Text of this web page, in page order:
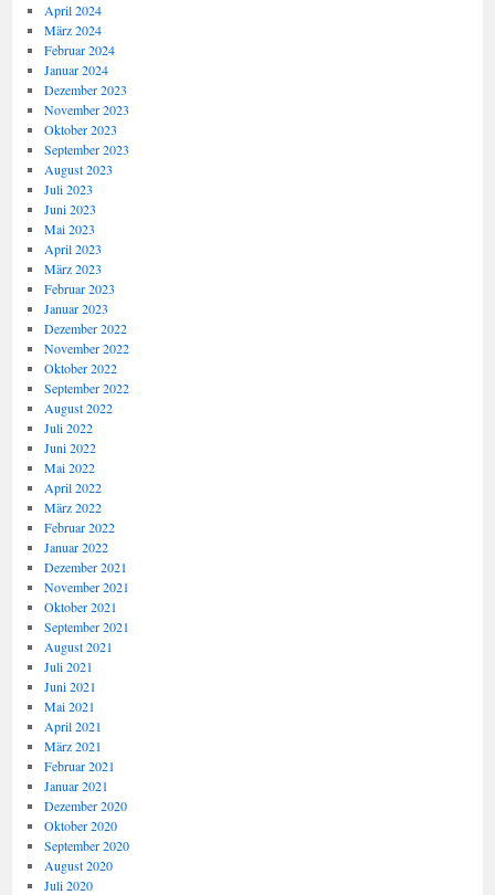
April 2024
März 2024
Februar 2024
Januar 2024
Dezember 2023
November 2023
Oktober 2023
September 2023
August 2023
Juli 2023
Juni 2023
Mai 2023
April 2023
März 2023
Februar 2023
Januar 2023
Dezember 2022
November 2022
Oktober 2022
September 2022
August 2022
Juli 2022
Juni 2022
Mai 2022
April 2022
März 2022
Februar 2022
Januar 2022
Dezember 2021
November 2021
Oktober 2021
September 2021
August 2021
Juli 2021
Juni 2021
Mai 2021
April 2021
März 2021
Februar 2021
Januar 2021
Dezember 2020
Oktober 2020
September 2020
August 2020
Juli 2020